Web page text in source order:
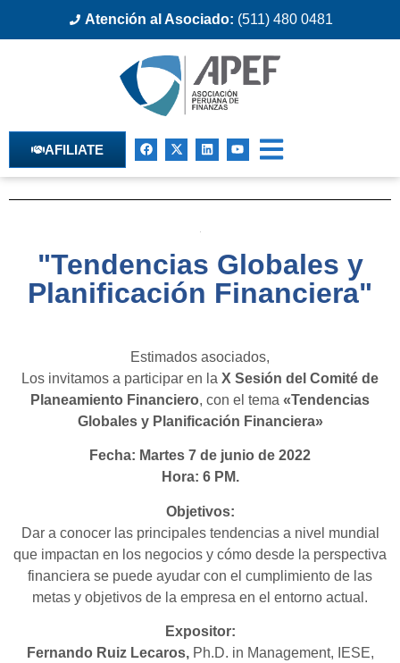
Atención al Asociado: (511) 480 0481
AFILIATE
"Tendencias Globales y
Planificación Financiera"
Estimados asociados,
Los invitamos a participar en la X Sesión del Comité de
Planeamiento Financiero, con el tema «Tendencias
Globales y Planificación Financiera»
Fecha: Martes 7 de junio de 2022
Hora: 6 PM.
Objetivos:
Dar a conocer las principales tendencias a nivel mundial
que impactan en los negocios y cómo desde la perspectiva
financiera se puede ayudar con el cumplimiento de las
metas y objetivos de la empresa en el entorno actual.
Expositor:
Fernando Ruiz Lecaros,Ph.D. in Management, IESE,